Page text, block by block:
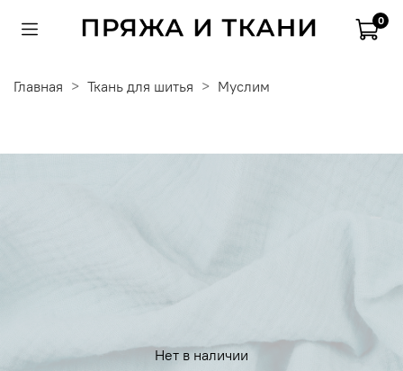
0
Главная Ткань для шитья Муслим
Нет в наличии